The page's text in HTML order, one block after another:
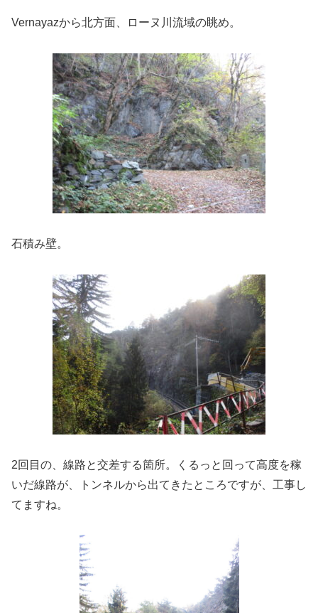
Vernayazから北方面、ローヌ川流域の眺め。
石積み壁。
2回目の、線路と交差する箇所。くるっと回って高度を稼
いだ線路が、トンネルから出てきたところですが、工事し
てますね。